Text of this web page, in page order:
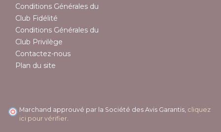
Conditions Générales du
Club Fidélité
Conditions Générales du
Club Privilège
Contactez-nous
Plan du site
Marchand approuvé par la Société des Avis Garantis, cliquez
ici pour vérifier.